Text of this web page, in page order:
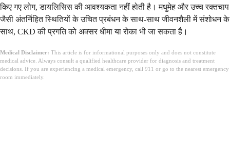
किए गए लोग, डायलिसिस की आवश्यकता नहीं होती है। मधुमेह और उच्च रक्तचाप
जैसी अंतर्निहित स्थितियों के उचित प्रबंधन के साथ-साथ जीवनशैली में संशोधन के
साथ, CKD की प्रगति को अक्सर धीमा या रोका भी जा सकता है।
Medical Disclaimer: This article is for informational purposes only and does not constitute
medical advice. Always consult a qualified healthcare provider for diagnosis and treatment
decisions. If you are experiencing a medical emergency, call 911 or go to the nearest emergency
room immediately.